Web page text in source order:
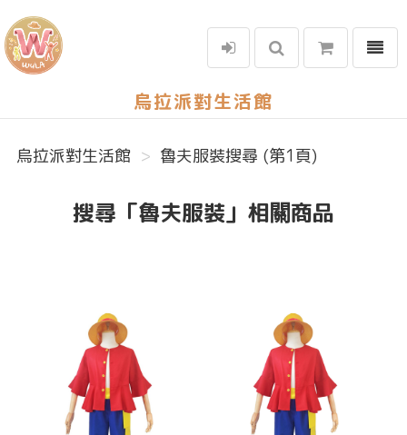
烏拉派對生活館
選單
烏拉派對生活館 魯夫服裝搜尋 (第1頁)
搜尋「魯夫服裝」相關商品